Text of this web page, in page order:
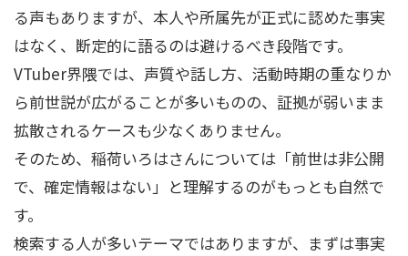
る声もありますが、本人や所属先が正式に認めた事実
はなく、断定的に語るのは避けるべき段階です。
VTuber界隈では、声質や話し方、活動時期の重なりか
ら前世説が広がることが多いものの、証拠が弱いまま
拡散されるケースも少なくありません。
そのため、稲荷いろはさんについては「前世は非公開
で、確定情報はない」と理解するのがもっとも自然で
す。
検索する人が多いテーマではありますが、まずは事実